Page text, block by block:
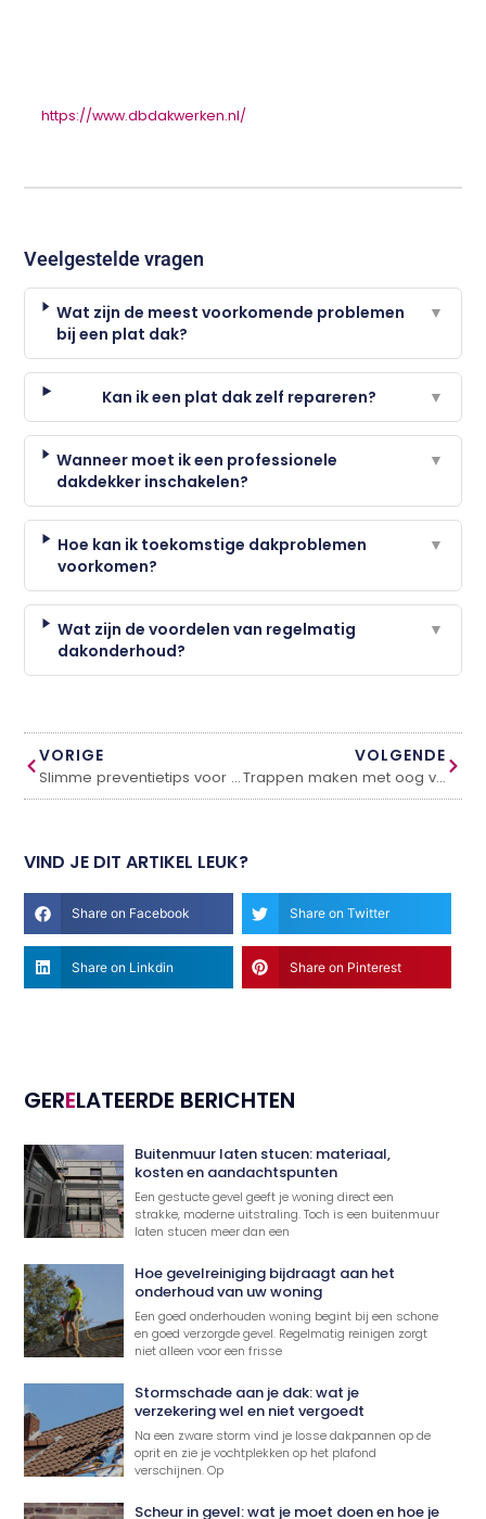
https://www.dbdakwerken.nl/
Veelgestelde vragen
Wat zijn de meest voorkomende problemen
bij een plat dak?
▼
Kan ik een plat dak zelf repareren? ▼
Wanneer moet ik een professionele
dakdekker inschakelen?
▼
Hoe kan ik toekomstige dakproblemen
voorkomen?
▼
Wat zijn de voordelen van regelmatig
dakonderhoud?
▼
VORIGE
Slimme preventietips voor een veiliger huis
VOLGENDE
Trappen maken met oog voor onderhoud en levensduur
VIND JE DIT ARTIKEL LEUK?
Share on Facebook Share on Twitter
Share on Linkdin Share on Pinterest
GERELATEERDE BERICHTEN
Buitenmuur laten stucen: materiaal,
kosten en aandachtspunten
Een gestucte gevel geeft je woning direct een
strakke, moderne uitstraling. Toch is een buitenmuur
laten stucen meer dan een
Hoe gevelreiniging bijdraagt aan het
onderhoud van uw woning
Een goed onderhouden woning begint bij een schone
en goed verzorgde gevel. Regelmatig reinigen zorgt
niet alleen voor een frisse
Stormschade aan je dak: wat je
verzekering wel en niet vergoedt
Na een zware storm vind je losse dakpannen op de
oprit en zie je vochtplekken op het plafond
verschijnen. Op
Scheur in gevel: wat je moet doen en hoe je